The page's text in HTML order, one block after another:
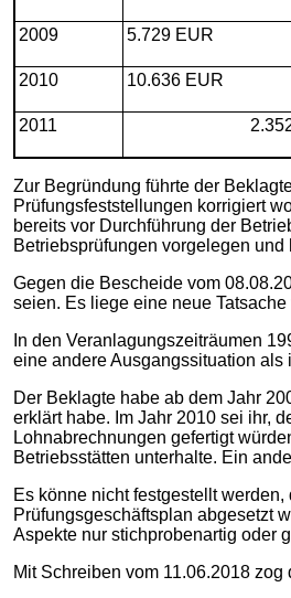
2009 5.729 EUR
2010 10.636 EUR
2011 2.352
Zur Begründung führte der
Prüfungsfeststellungen korrigiert
bereits vor Durchführung der
Betriebsprüfungen vorgelegen
Gegen die Bescheide vom
seien. Es liege eine neue Tatsache
In den Veranlagungszeiträumen
eine andere Ausgangssituation als
Der Beklagte habe ab dem Jahr
erklärt habe. Im Jahr 2010 sei ihr,
Lohnabrechnungen gefertigt
Betriebsstätten unterhalte. Ein
Es könne nicht festgestellt
Prüfungsgeschäftsplan abgesetzt
Aspekte nur stichprobenartig oder
Mit Schreiben vom 11.06.2018